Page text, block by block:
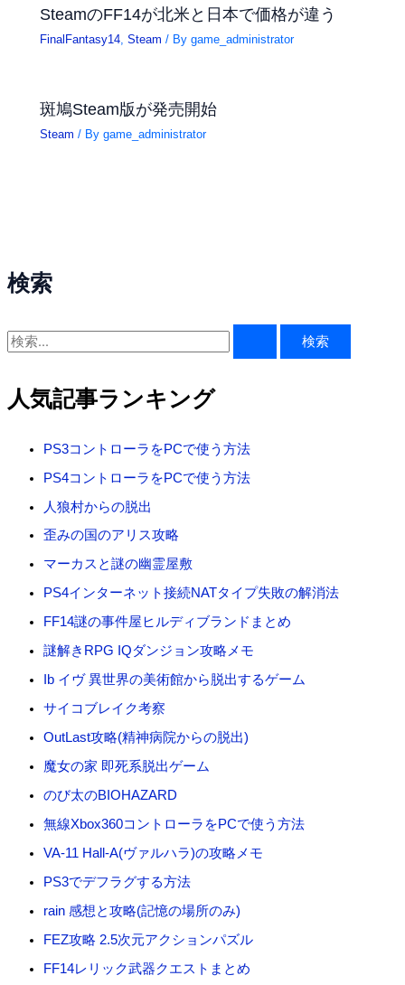
検索
検
対
象
人気記事ランキング
PS3コントローラをPCで使う方法
PS4コントローラをPCで使う方法
人狼村からの脱出
歪みの国のアリス攻略
マーカスと謎の幽霊屋敷
PS4インターネット接続NATタイプ失敗の解消法
FF14謎の事件屋ヒルディブランドまとめ
謎解きRPG IQダンジョン攻略メモ
Ib イヴ 異世界の美術館から脱出するゲーム
サイコブレイク考察
OutLast攻略(精神病院からの脱出)
魔女の家 即死系脱出ゲーム
のび太のBIOHAZARD
無線Xbox360コントローラをPCで使う方法
VA-11 Hall-A(ヴァルハラ)の攻略メモ
PS3でデフラグする方法
rain 感想と攻略(記憶の場所のみ)
FEZ攻略 2.5次元アクションパズル
FF14レリック武器クエストまとめ
SteamのFF14が北米と日本で価格が違う
FinalFantasy14,Steam / Bygame_administrator
斑鳩Steam版が発売開始
Steam / Bygame_administrator